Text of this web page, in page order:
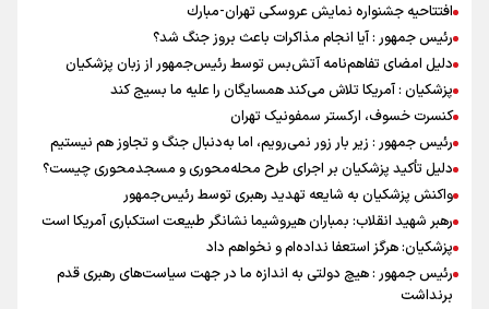
افتتاحیه جشنواره نمايش عروسكى تهران-مبارك
رئیس جمهور : آیا انجام مذاکرات باعث بروز جنگ شد؟
دلیل امضای تفاهم‌نامه آتش‌بس توسط رئیس‌جمهور از زبان پزشکیان
پزشکیان : آمریکا تلاش می‌کند همسایگان را علیه ما بسیج کند
کنسرت خسوف، ارکستر سمفونیک تهران
رئیس جمهور : زیر بار زور نمی‌رویم، اما به‌دنبال جنگ و تجاوز هم نیستیم
دلیل تأکید پزشکیان بر اجرای طرح محله‌محوری و مسجدمحوری چیست؟
واکنش پزشکیان به شایعه تهدید رهبری توسط رئیس‌جمهور
رهبر شهید انقلاب: بمباران هیروشیما نشانگر طبیعت استکباری آمریکا است
پزشکیان: هرگز استعفا نداده‌ام و نخواهم داد
رئیس جمهور : هیچ دولتی به اندازه ما در جهت سیاست‌های رهبری قدم
برنداشت